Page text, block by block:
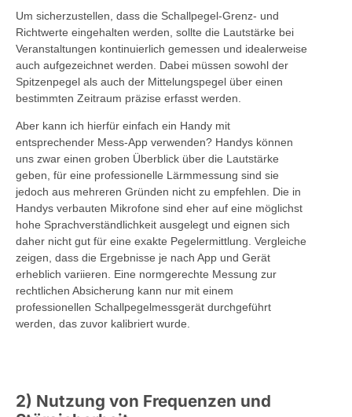
Um sicherzustellen, dass die Schallpegel-Grenz- und
Richtwerte eingehalten werden, sollte die Lautstärke bei
Veranstaltungen kontinuierlich gemessen und idealerweise
auch aufgezeichnet werden. Dabei müssen sowohl der
Spitzenpegel als auch der Mittelungspegel über einen
bestimmten Zeitraum präzise erfasst werden.
Aber kann ich hierfür einfach ein Handy mit
entsprechender Mess-App verwenden? Handys können
uns zwar einen groben Überblick über die Lautstärke
geben, für eine professionelle Lärmmessung sind sie
jedoch aus mehreren Gründen nicht zu empfehlen. Die in
Handys verbauten Mikrofone sind eher auf eine möglichst
hohe Sprachverständlichkeit ausgelegt und eignen sich
daher nicht gut für eine exakte Pegelermittlung. Vergleiche
zeigen, dass die Ergebnisse je nach App und Gerät
erheblich variieren. Eine normgerechte Messung zur
rechtlichen Absicherung kann nur mit einem
professionellen Schallpegelmessgerät durchgeführt
werden, das zuvor kalibriert wurde.
2) Nutzung von Frequenzen und